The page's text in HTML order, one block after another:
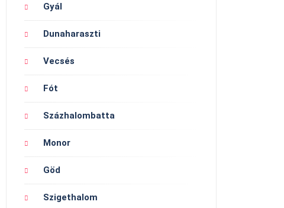
Gyál
Dunaharaszti
Vecsés
Fót
Százhalombatta
Monor
Göd
Szigethalom